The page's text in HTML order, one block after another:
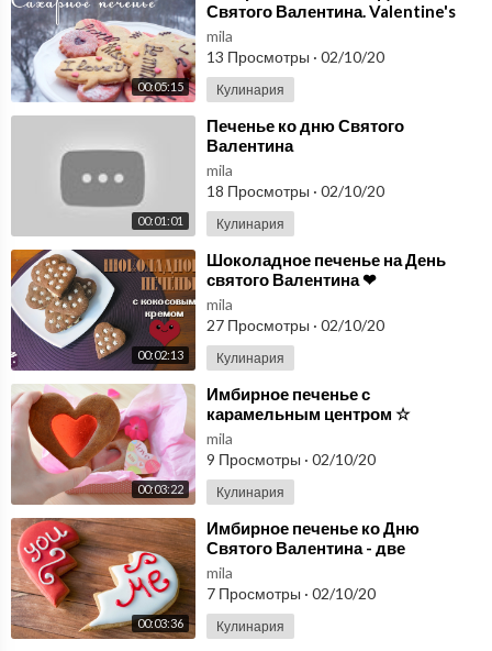
ов. В раскатанном пласте теста большой вырубкой вырезаем се
рдечки, а маленькой вырезаем у них серединки, выпекаем наши
сердечки при температуре 180 градусов минут 20.
00:05:15
Святого Валентина. Valentine's
day sugar cookies. ENG SUB
mila
13 Просмотры · 02/10/20
Кулинария
00:01:01
⁣Печенье ко дню Святого
Валентина
mila
18 Просмотры · 02/10/20
Кулинария
00:02:13
⁣Шоколадное печенье на День
святого Валентина ❤
mila
27 Просмотры · 02/10/20
Кулинария
00:03:22
⁣Имбирное печенье с
карамельным центром ☆
Подарки на 14 февраля
mila
9 Просмотры · 02/10/20
Кулинария
00:03:36
⁣Имбирное печенье ко Дню
Святого Валентина - две
половинки сердца
mila
7 Просмотры · 02/10/20
Кулинария